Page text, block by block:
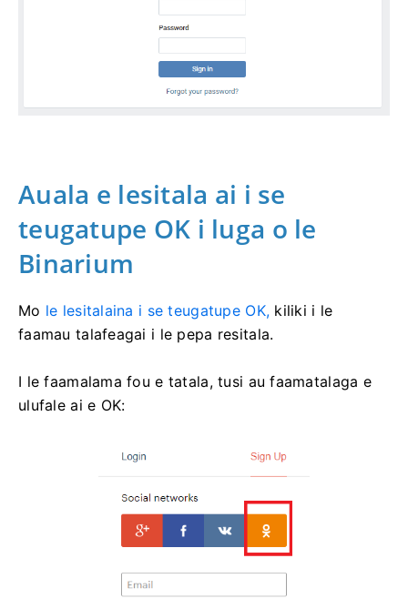
Auala e lesitala ai i se
teugatupe OK i luga o le
Binarium
Mo le lesitalaina i se teugatupe OK, kiliki i le
faamau talafeagai i le pepa resitala.
I le faamalama fou e tatala, tusi au faamatalaga e
ulufale ai e OK: